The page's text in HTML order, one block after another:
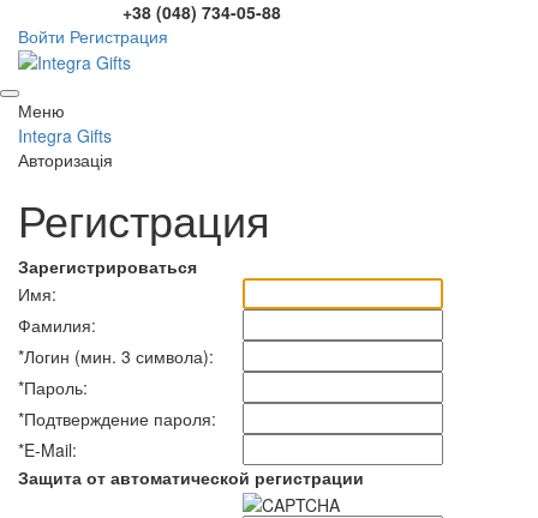
+38 (048) 734-05-88
Войти Регистрация
Меню
Integra Gifts
Авторизація
Регистрация
Зарегистрироваться
Имя:
Фамилия:
*Логин (мин. 3 символа):
*Пароль:
*Подтверждение пароля:
*E-Mail:
Защита от автоматической регистрации